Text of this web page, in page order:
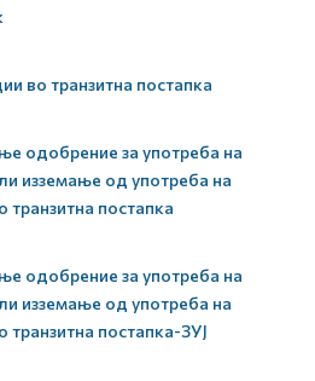
во транзитна постапка
одобрение за употреба на
изземање од употреба на
транзитна постапка
одобрение за употреба на
изземање од употреба на
транзитна постапка-ЗУЈ